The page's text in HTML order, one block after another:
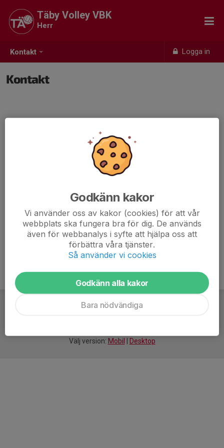
Kontakt Logga in
Täby Volley VBK
Herr
Kontakt
Välj version: Mobil Desktop
Godkänn kakor
Vi använder oss av kakor (cookies) för att vår
webbplats ska fungera bra för dig. De används
även för webbanalys i syfte att hjälpa oss att
förbättra våra tjänster.
Så använder vi cookies
Godkänn alla kakor
Bara nödvändiga